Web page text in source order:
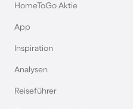
HomeToGo Aktie
App
Inspiration
Analysen
Reiseführer